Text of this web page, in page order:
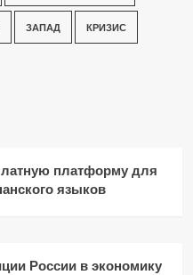
ЗАПАД КРИЗИС
платформу для
языков
России в экономику